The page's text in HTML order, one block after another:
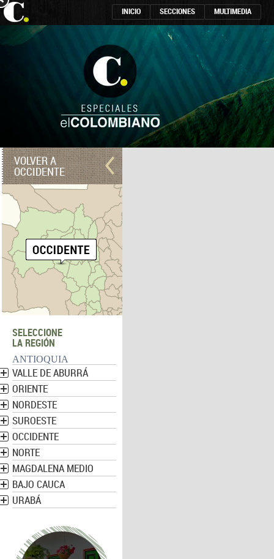
INICIO SECCIONES MULTIMEDIA
VOLVER A
OCCIDENTE
SELECCIONE
LA REGIÓN
ANTIOQUIA
VALLE DE ABURRÁ
ORIENTE
NORDESTE
SUROESTE
OCCIDENTE
NORTE
MAGDALENA MEDIO
BAJO CAUCA
URABÁ